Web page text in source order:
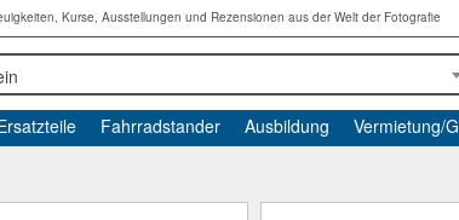
Kurse, Ausstellungen und Rezensionen aus der Welt der Fotografie
Fahrradstander Ausbildung Vermietung/